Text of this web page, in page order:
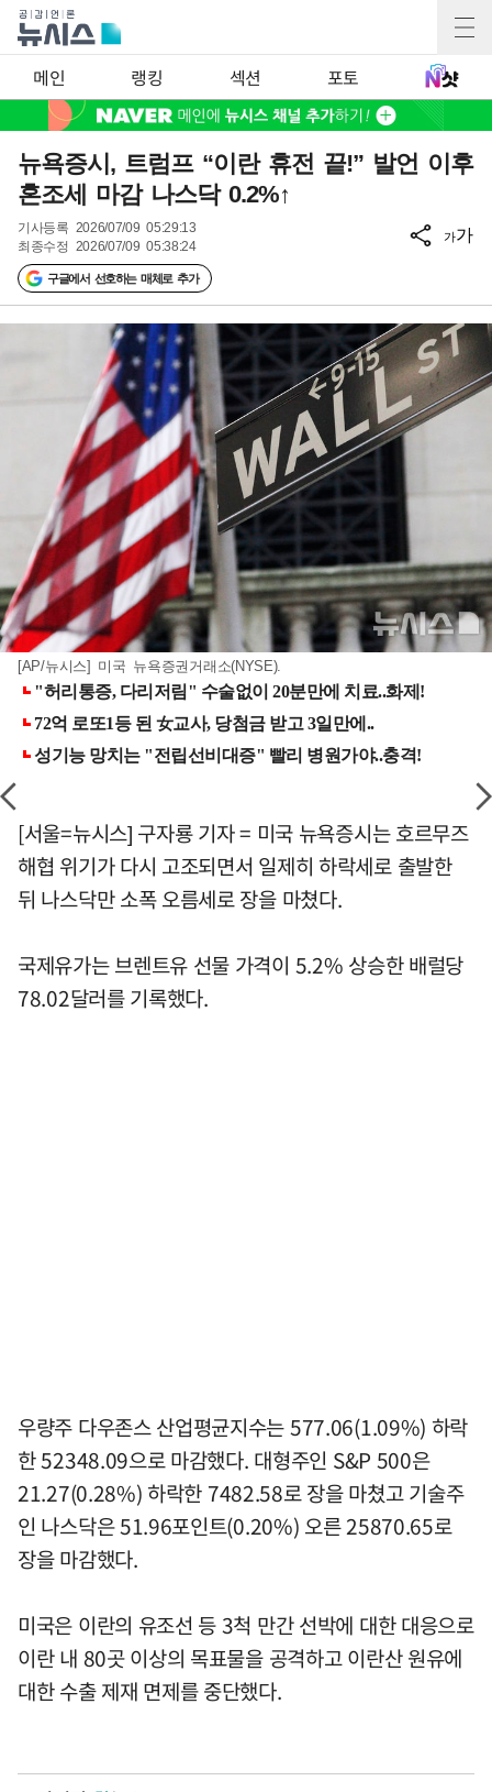
메인 랭킹 섹션 포토
뉴욕증시, 트럼프 “이란 휴전 끝!” 발언 이후
혼조세 마감 나스닥 0.2%↑
기사등록 2026/07/09 05:29:13
최종수정 2026/07/09 05:38:24
구글에서 선호하는 매체로 추가
가가
[AP/뉴시스] 미국 뉴욕증권거래소(NYSE).
[서울=뉴시스] 구자룡 기자 = 미국 뉴욕증시는 호르무즈
해협 위기가 다시 고조되면서 일제히 하락세로 출발한
뒤 나스닥만 소폭 오름세로 장을 마쳤다.
국제유가는 브렌트유 선물 가격이 5.2% 상승한 배럴당
78.02달러를 기록했다.
우량주 다우존스 산업평균지수는 577.06(1.09%) 하락
한 52348.09으로 마감했다. 대형주인 S&P 500은
21.27(0.28%) 하락한 7482.58로 장을 마쳤고 기술주
인 나스닥은 51.96포인트(0.20%) 오른 25870.65로
장을 마감했다.
미국은 이란의 유조선 등 3척 만간 선박에 대한 대응으로
이란 내 80곳 이상의 목표물을 공격하고 이란산 원유에
대한 수출 제재 면제를 중단했다.